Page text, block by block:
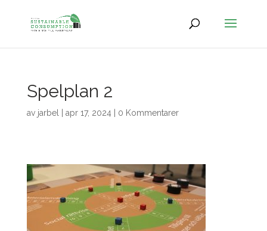
Spelplan 2
av jarbel apr 17, 2024| 0 Kommentarer